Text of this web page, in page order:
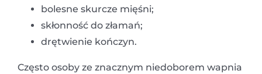
bolesne skurcze mięśni;
skłonność do złamań;
drętwienie kończyn.
Często osoby ze znacznym niedoborem wapnia